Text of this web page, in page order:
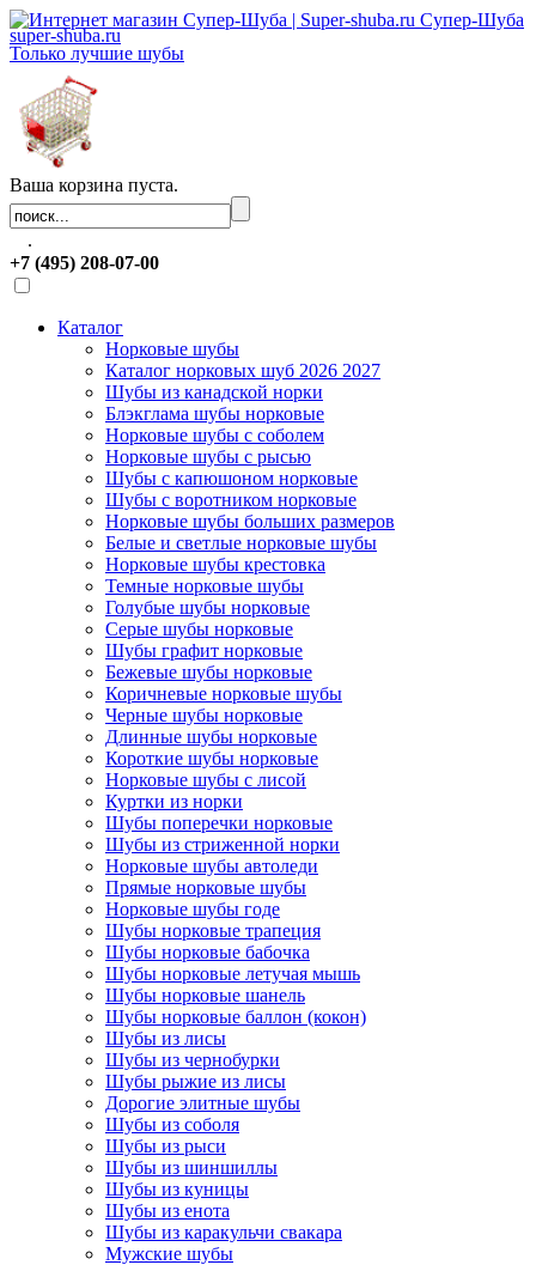
Супер-Шуба
super-shuba.ru
Только лучшие шубы
Ваша корзина пуста.
.
+7 (495) 208-07-00
Каталог
Норковые шубы
Каталог норковых шуб 2026 2027
Шубы из канадской норки
Блэкглама шубы норковые
Норковые шубы с соболем
Норковые шубы с рысью
Шубы с капюшоном норковые
Шубы с воротником норковые
Норковые шубы больших размеров
Белые и светлые норковые шубы
Норковые шубы крестовка
Темные норковые шубы
Голубые шубы норковые
Серые шубы норковые
Шубы графит норковые
Бежевые шубы норковые
Коричневые норковые шубы
Черные шубы норковые
Длинные шубы норковые
Короткие шубы норковые
Норковые шубы с лисой
Куртки из норки
Шубы поперечки норковые
Шубы из стриженной норки
Норковые шубы автоледи
Прямые норковые шубы
Норковые шубы годе
Шубы норковые трапеция
Шубы норковые бабочка
Шубы норковые летучая мышь
Шубы норковые шанель
Шубы норковые баллон (кокон)
Шубы из лисы
Шубы из чернобурки
Шубы рыжие из лисы
Дорогие элитные шубы
Шубы из соболя
Шубы из рыси
Шубы из шиншиллы
Шубы из куницы
Шубы из енота
Шубы из каракульчи свакара
Мужские шубы